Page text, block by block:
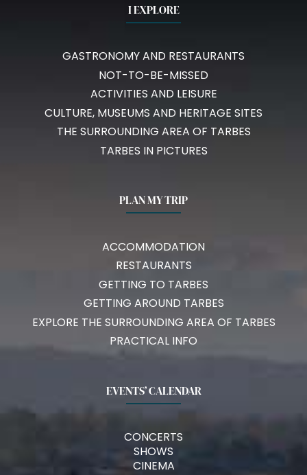
I EXPLORE
GASTRONOMY AND RESTAURANTS
NOT-TO-BE-MISSED
ACTIVITIES AND LEISURE
CULTURE, MUSEUMS AND HERITAGE SITES
THE SURROUNDING AREA OF TARBES
TARBES IN PICTURES
PLAN MY TRIP
ACCOMMODATION
RESTAURANTS
GETTING TO TARBES
GETTING AROUND TARBES
EXPLORE THE SURROUNDING AREA OF TARBES
PRACTICAL INFO
EVENTS’ CALENDAR
CONCERTS
SHOWS
CINEMA